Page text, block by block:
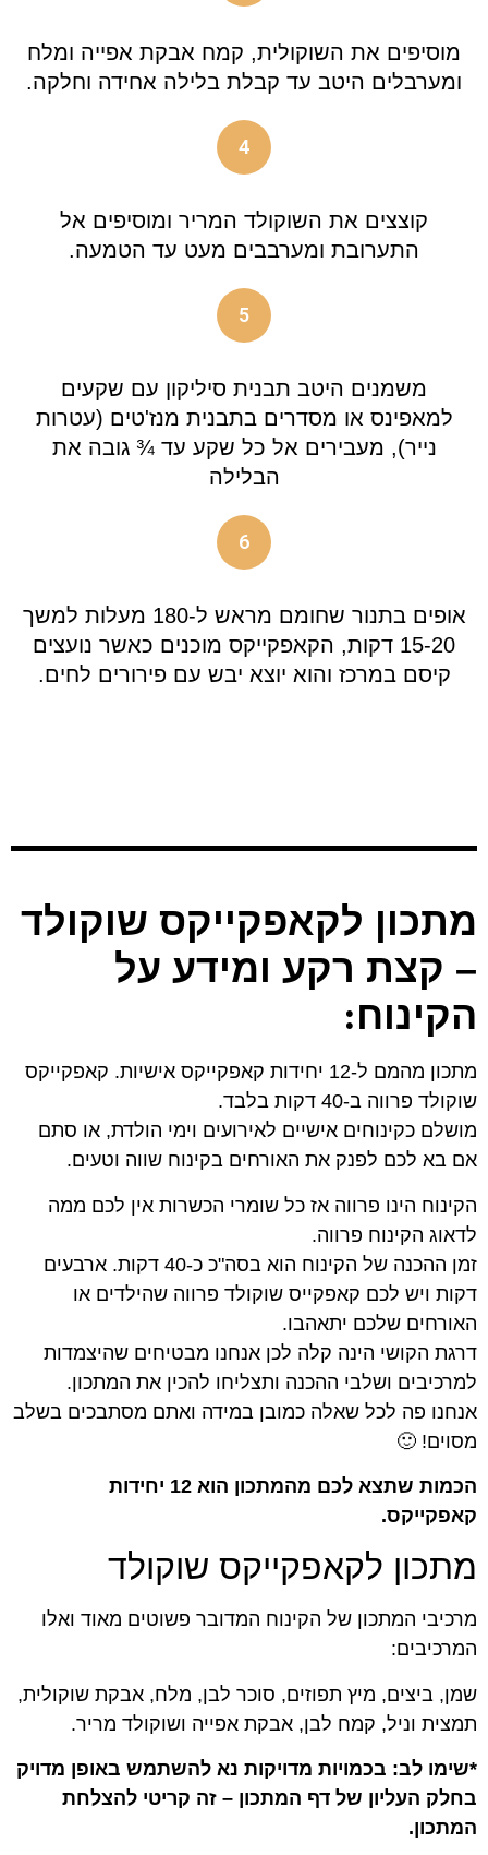
מוסיפים את השוקולית, קמח אבקת אפייה ומלח
ומערבלים היטב עד קבלת בלילה אחידה וחלקה.
4
קוצצים את השוקולד המריר ומוסיפים אל
התערובת ומערבבים מעט עד הטמעה.
5
משמנים היטב תבנית סיליקון עם שקעים
למאפינס או מסדרים בתבנית מנז'טים (עטרות
נייר), מעבירים אל כל שקע עד ¾ גובה את
הבלילה
6
אופים בתנור שחומם מראש ל-180 מעלות למשך
15-20 דקות, הקאפקייקס מוכנים כאשר נועצים
קיסם במרכז והוא יוצא יבש עם פירורים לחים.
מתכון לקאפקייקס שוקולד
– קצת רקע ומידע על
הקינוח:
מתכון מהמם ל-12 יחידות קאפקייקס אישיות. קאפקייקס
שוקולד פרווה ב-40 דקות בלבד.
מושלם כקינוחים אישיים לאירועים וימי הולדת, או סתם
אם בא לכם לפנק את האורחים בקינוח שווה וטעים.
הקינוח הינו פרווה אז כל שומרי הכשרות אין לכם ממה
לדאוג הקינוח פרווה.
זמן ההכנה של הקינוח הוא בסה"כ כ-40 דקות. ארבעים
דקות ויש לכם קאפקייס שוקולד פרווה שהילדים או
האורחים שלכם יתאהבו.
דרגת הקושי הינה קלה לכן אנחנו מבטיחים שהיצמדות
למרכיבים ושלבי ההכנה ותצליחו להכין את המתכון.
אנחנו פה לכל שאלה כמובן במידה ואתם מסתבכים בשלב
מסוים! 🙂
הכמות שתצא לכם מהמתכון הוא 12 יחידות
קאפקייקס.
מתכון לקאפקייקס שוקולד
מרכיבי המתכון של הקינוח המדובר פשוטים מאוד ואלו
המרכיבים:
שמן, ביצים, מיץ תפוזים, סוכר לבן, מלח, אבקת שוקולית,
תמצית וניל, קמח לבן, אבקת אפייה ושוקולד מריר.
*שימו לב: בכמויות מדויקות נא להשתמש באופן מדויק
בחלק העליון של דף המתכון – זה קריטי להצלחת
המתכון.